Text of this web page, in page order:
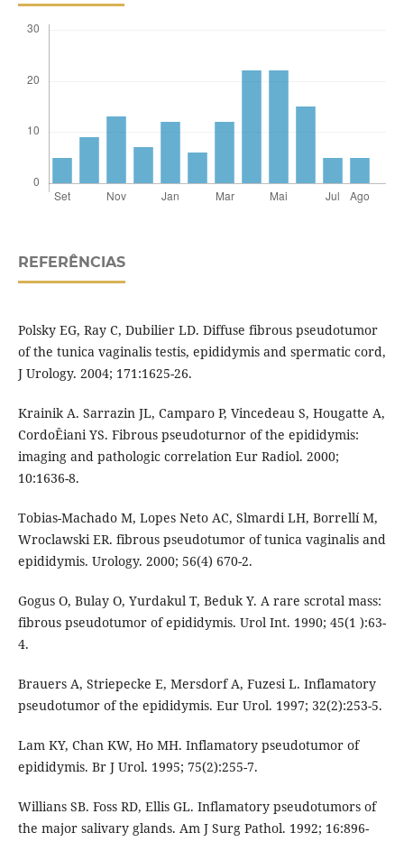
REFERÊNCIAS
Polsky EG, Ray C, Dubilier LD. Diffuse fibrous pseudotumor
of the tunica vaginalis testis, epididymis and spermatic cord,
J Urology. 2004; 171:1625-26.
Krainik A. Sarrazin JL, Camparo P, Vincedeau S, Hougatte A,
CordoÊiani YS. Fibrous pseudoturnor of the epididymis:
imaging and pathologic correlation Eur Radiol. 2000;
10:1636-8.
Tobias-Machado M, Lopes Neto AC, Slmardi LH, Borrellí M,
Wroclawski ER. fibrous pseudotumor of tunica vaginalis and
epididymis. Urology. 2000; 56(4) 670-2.
Gogus O, Bulay O, Yurdakul T, Beduk Y. A rare scrotal mass:
fibrous pseudotumor of epididymis. Urol Int. 1990; 45(1 ):63-
4.
Brauers A, Striepecke E, Mersdorf A, Fuzesi L. Inflamatory
pseudotumor of the epididymis. Eur Urol. 1997; 32(2):253-5.
Lam KY, Chan KW, Ho MH. Inflamatory pseudotumor of
epididymis. Br J Urol. 1995; 75(2):255-7.
Willians SB. Foss RD, Ellis GL. Inflamatory pseudotumors of
the major salivary glands. Am J Surg Pathol. 1992; 16:896-